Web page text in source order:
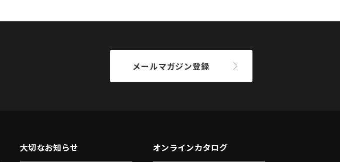
メールマガジン登録
大切なお知らせ オンラインカタログ